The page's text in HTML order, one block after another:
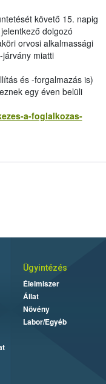
követő 15. napig
dolgozó
orvosi alkalmassági
miatti
és -forgalmazás is)
egy éven belüli
a-foglalkozas-
Ügyintézés
Élelmiszer
Állat
Növény
Labor/Egyéb